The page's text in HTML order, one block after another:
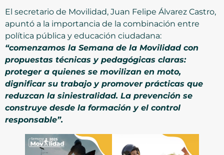
El secretario de Movilidad, Juan Felipe Álvarez Castro,
apuntó a la importancia de la combinación entre
política pública y educación ciudadana:
“comenzamos la Semana de la Movilidad con
propuestas técnicas y pedagógicas claras:
proteger a quienes se movilizan en moto,
dignificar su trabajo y promover prácticas que
reduzcan la siniestralidad. La prevención se
construye desde la formación y el control
responsable”.